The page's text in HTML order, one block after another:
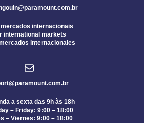
mercados internacionais
international markets
internacionales
a sexta das 9h às 18h
– Friday: 9:00 – 18:00
– Viernes: 9:00 – 18:00